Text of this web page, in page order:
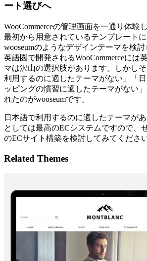
ート選びへ
WooCommerceの管理画面を一通り体験
最初から用意されているテンプレート
wooseumのようなデザインテーマを検討
英語圏で開発されるWooCommerceには
マは沢山の選択肢があります。しかし
利用するのに適したテーマがない」「
ッピングの慣習に適したテーマがない
れたのがwooseumです。
日本語で利用するのに適したテーマが
としては最高のECシステムですので、
のECサイト構築を検討してみてくださ
Related Themes